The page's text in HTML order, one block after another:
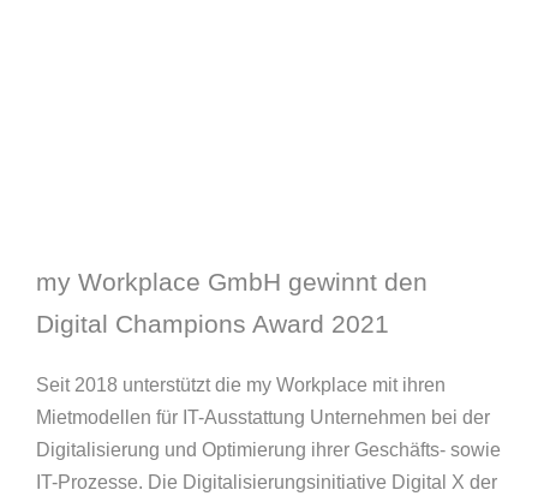
my Workplace GmbH gewinnt den
Digital Champions Award 2021
Seit 2018 unterstützt die my Workplace mit ihren
Mietmodellen für IT-Ausstattung Unternehmen bei der
Digitalisierung und Optimierung ihrer Geschäfts- sowie
IT-Prozesse. Die Digitalisierungsinitiative Digital X der